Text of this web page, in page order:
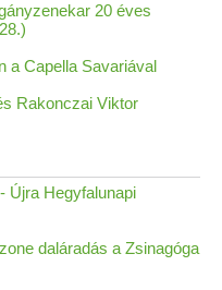
20 éves
a Capella Savariával
Rakonczai Viktor
Újra Hegyfalunapi
daláradás a Zsinagóga